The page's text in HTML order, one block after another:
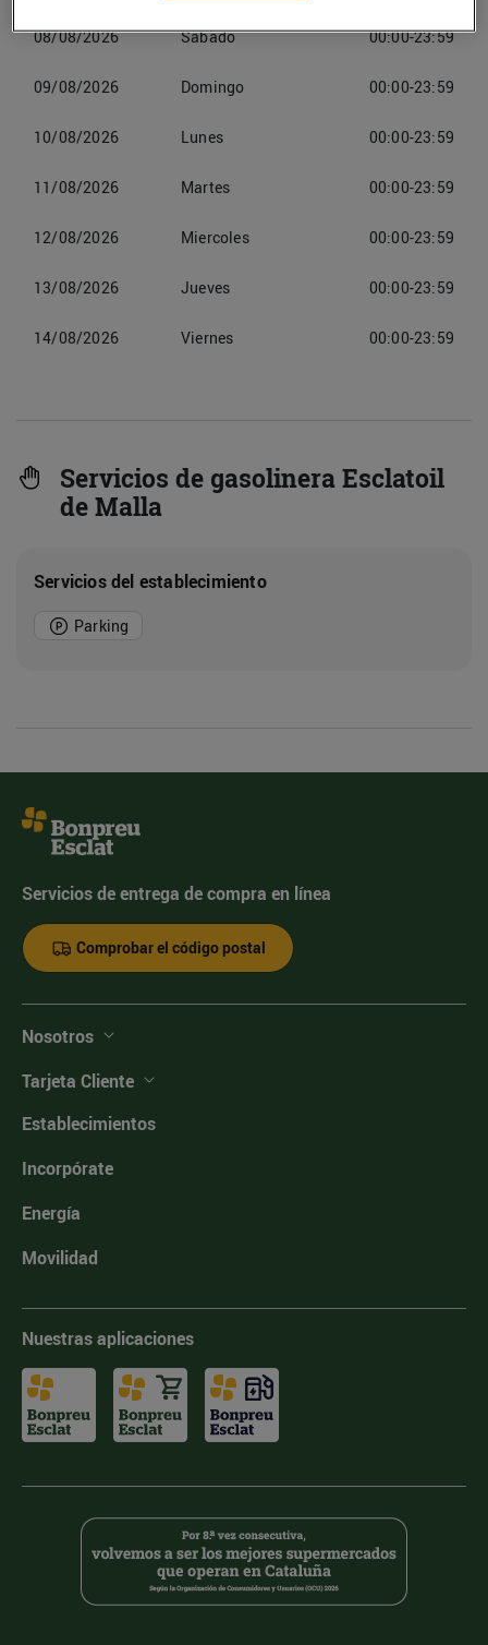
08/08/2026 Sabado 00:00-23:59
09/08/2026 Domingo 00:00-23:59
10/08/2026 Lunes 00:00-23:59
11/08/2026 Martes 00:00-23:59
12/08/2026 Miercoles 00:00-23:59
13/08/2026 Jueves 00:00-23:59
14/08/2026 Viernes 00:00-23:59
Servicios de gasolinera Esclatoil
de Malla
Servicios del establecimiento
Parking
Servicios de entrega de compra en línea
Comprobar el código postal
Nosotros
Tarjeta Cliente
Establecimientos
Incorpórate
Energía
Movilidad
Nuestras aplicaciones